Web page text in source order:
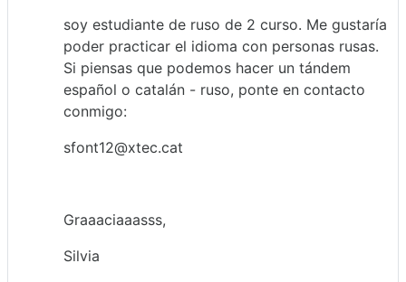
soy estudiante de ruso de 2 curso. Me gustaría
poder practicar el idioma con personas rusas.
Si piensas que podemos hacer un tándem
español o catalán - ruso, ponte en contacto
conmigo:
sfont12@xtec.cat
Graaaciaaasss,
Silvia